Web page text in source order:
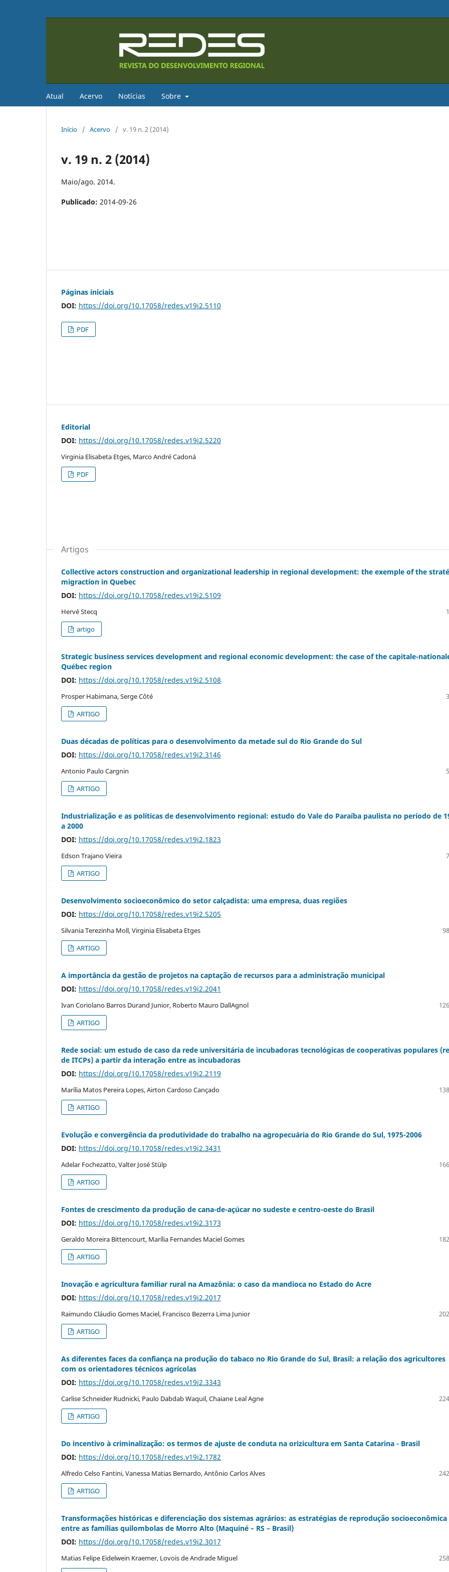
Atual Acervo Notícias Sobre
Início / Acervo / v. 19 n. 2 (2014)
v. 19 n. 2 (2014)
Maio/ago. 2014.
Publicado: 2014-09-26
Páginas iniciais
DOI: https://doi.org/10.17058/redes.v19i2.5110
PDF
Editorial
DOI: https://doi.org/10.17058/redes.v19i2.5220
Virginia Elisabeta Etges, Marco André Cadoná
PDF
Artigos
Collective actors construction and organizational leadership in regional development: the exemple of the
migraction in Quebec
DOI: https://doi.org/10.17058/redes.v19i2.5109
Hervé Stecq
artigo
Strategic business services development and regional economic development: the case of the capitale-
Québec region
DOI: https://doi.org/10.17058/redes.v19i2.5108
Prosper Habimana, Serge Côté
ARTIGO
Duas décadas de políticas para o desenvolvimento da metade sul do Rio Grande do Sul
DOI: https://doi.org/10.17058/redes.v19i2.3146
Antonio Paulo Cargnin
ARTIGO
Industrialização e as políticas de desenvolvimento regional: estudo do Vale do Paraíba paulista no período de
a 2000
DOI: https://doi.org/10.17058/redes.v19i2.1823
Edson Trajano Vieira
ARTIGO
Desenvolvimento socioeconômico do setor calçadista: uma empresa, duas regiões
DOI: https://doi.org/10.17058/redes.v19i2.5205
Silvania Terezinha Moll, Virginia Elisabeta Etges
ARTIGO
A importância da gestão de projetos na captação de recursos para a administração municipal
DOI: https://doi.org/10.17058/redes.v19i2.2041
Ivan Coriolano Barros Durand Junior, Roberto Mauro DallAgnol
ARTIGO
Rede social: um estudo de caso da rede universitária de incubadoras tecnológicas de cooperativas populares
de ITCPs) a partir da interação entre as incubadoras
DOI: https://doi.org/10.17058/redes.v19i2.2119
Marília Matos Pereira Lopes, Airton Cardoso Cançado
ARTIGO
Evolução e convergência da produtividade do trabalho na agropecuária do Rio Grande do Sul, 1975-2006
DOI: https://doi.org/10.17058/redes.v19i2.3431
Adelar Fochezatto, Valter José Stülp
ARTIGO
Fontes de crescimento da produção de cana-de-açúcar no sudeste e centro-oeste do Brasil
DOI: https://doi.org/10.17058/redes.v19i2.3173
Geraldo Moreira Bittencourt, Marília Fernandes Maciel Gomes
ARTIGO
Inovação e agricultura familiar rural na Amazônia: o caso da mandioca no Estado do Acre
DOI: https://doi.org/10.17058/redes.v19i2.2017
Raimundo Cláudio Gomes Maciel, Francisco Bezerra Lima Junior
ARTIGO
As diferentes faces da confiança na produção do tabaco no Rio Grande do Sul, Brasil: a relação dos agricultores
com os orientadores técnicos agrícolas
DOI: https://doi.org/10.17058/redes.v19i2.3343
Carlise Schneider Rudnicki, Paulo Dabdab Waquil, Chaiane Leal Agne
ARTIGO
Do incentivo à criminalização: os termos de ajuste de conduta na orizicultura em Santa Catarina - Brasil
DOI: https://doi.org/10.17058/redes.v19i2.1782
Alfredo Celso Fantini, Vanessa Matias Bernardo, Antônio Carlos Alves
ARTIGO
Transformações históricas e diferenciação dos sistemas agrários: as estratégias de reprodução socioeconômica
entre as famílias quilombolas de Morro Alto (Maquiné – RS – Brasil)
DOI: https://doi.org/10.17058/redes.v19i2.3017
Matias Felipe Eidelwein Kraemer, Lovois de Andrade Miguel